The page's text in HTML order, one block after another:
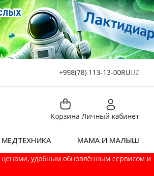
+998(78) 113-13-00RUUZ
Корзина Личный кабинет
МЕДТЕХНИКА МАМА И МАЛЫШ
удобным обновлённым сервисом и